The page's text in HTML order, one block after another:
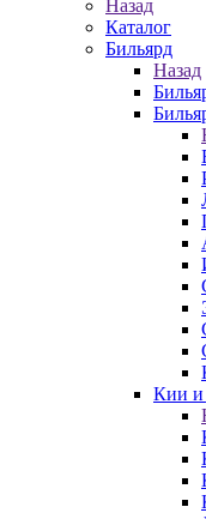
Назад
Каталог
Бильярд
Назад
Кии и